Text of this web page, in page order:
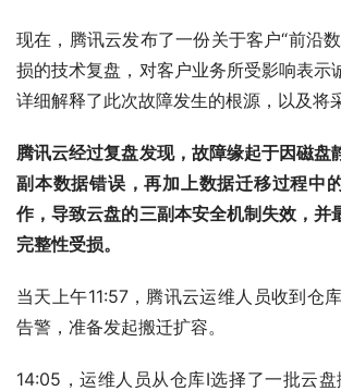
现在，腾讯云发布了一份关于客户“前沿
损的技术复盘，对客户业务所受影响表示
详细解释了此次故障发生的根源，以及将
腾讯云经过复盘发现，故障缘起于因磁盘
副本数据错误，再加上数据迁移过程中
作，导致云盘的三副本安全机制失效，并
完整性受损。
当天上午11:57，腾讯云运维人员收到仓
告警，准备发起搬迁扩容。
14:05，运维人员从仓库I选择了一批云盘